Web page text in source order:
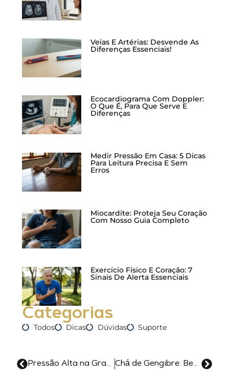
Veias E Artérias: Desvende As
Diferenças Essenciais!
Ecocardiograma Com Doppler:
O Que É, Para Que Serve E
Diferenças
Medir Pressão Em Casa: 5 Dicas
Para Leitura Precisa E Sem
Erros
Miocardite: Proteja Seu Coração
Com Nosso Guia Completo
Exercício Físico E Coração: 7
Sinais De Alerta Essenciais
Categorias
Todos Dicas Dúvidas Suporte
Pressão Alta na Gravidez: Mitos e Verdades Que Toda Gestante Precisa Saber Chá de Gengibre: Benefícios Para a Pressão